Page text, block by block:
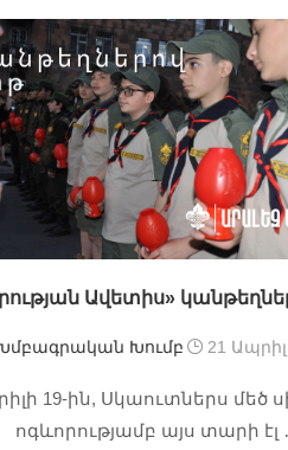
Ավետիս»
Խումբ 21
19-ին, Սկաուտներս մեծ
ոգևորությամբ այս տարի էլ